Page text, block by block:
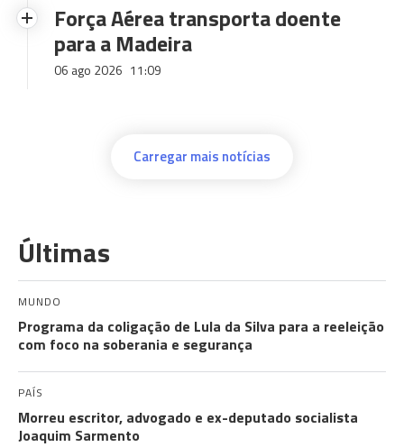
Força Aérea transporta doente
para a Madeira
06 ago 2026 11:09
Carregar mais notícias
Últimas
MUNDO
Programa da coligação de Lula da Silva para a reeleição
com foco na soberania e segurança
PAÍS
Morreu escritor, advogado e ex-deputado socialista
Joaquim Sarmento